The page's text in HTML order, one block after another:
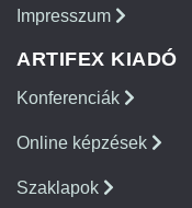
Impresszum
ARTIFEX KIADÓ
Konferenciák
Online képzések
Szaklapok